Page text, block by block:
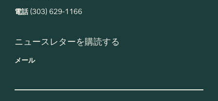
電話(303) 629-1166
ニュースレターを購読する
メール